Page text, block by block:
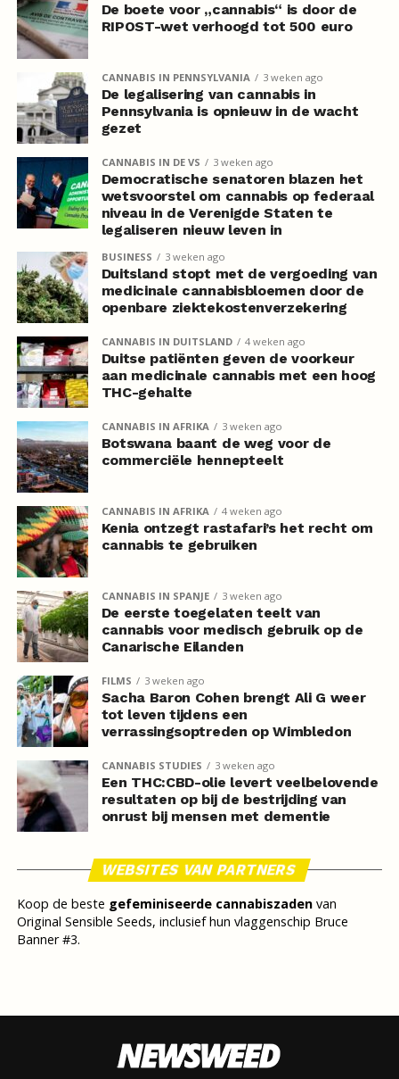
De boete voor „cannabis“ is door de
RIPOST-wet verhoogd tot 500 euro
CANNABIS IN PENNSYLVANIA 3 weken ago
De legalisering van cannabis in
Pennsylvania is opnieuw in de wacht
gezet
CANNABIS IN DE VS 3 weken ago
Democratische senatoren blazen het
wetsvoorstel om cannabis op federaal
niveau in de Verenigde Staten te
legaliseren nieuw leven in
BUSINESS 3 weken ago
Duitsland stopt met de vergoeding van
medicinale cannabisbloemen door de
openbare ziektekostenverzekering
CANNABIS IN DUITSLAND 4 weken ago
Duitse patiënten geven de voorkeur
aan medicinale cannabis met een hoog
THC-gehalte
CANNABIS IN AFRIKA 3 weken ago
Botswana baant de weg voor de
commerciële hennepteelt
CANNABIS IN AFRIKA 4 weken ago
Kenia ontzegt rastafari’s het recht om
cannabis te gebruiken
CANNABIS IN SPANJE 3 weken ago
De eerste toegelaten teelt van
cannabis voor medisch gebruik op de
Canarische Eilanden
FILMS 3 weken ago
Sacha Baron Cohen brengt Ali G weer
tot leven tijdens een
verrassingsoptreden op Wimbledon
CANNABIS STUDIES 3 weken ago
Een THC:CBD-olie levert veelbelovende
resultaten op bij de bestrijding van
onrust bij mensen met dementie
WEBSITES VAN PARTNERS
Koop de beste gefeminiseerde cannabiszadenvan
Original Sensible Seeds, inclusief hun vlaggenschip Bruce
Banner #3.